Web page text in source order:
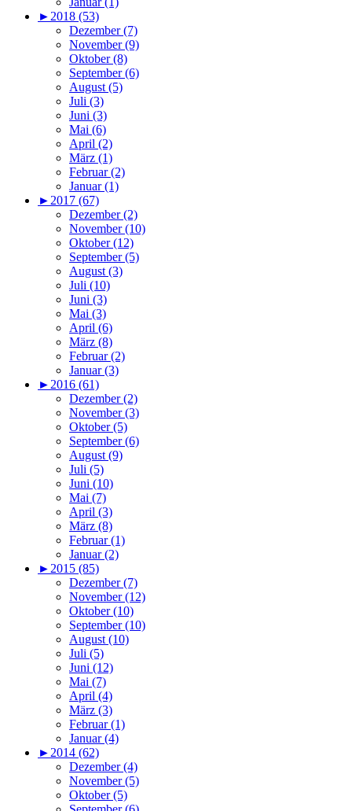
► 2018 (53)
Dezember (7)
November (9)
Oktober (8)
September (6)
August (5)
Juli (3)
Juni (3)
Mai (6)
April (2)
März (1)
Februar (2)
Januar (1)
► 2017 (67)
Dezember (2)
November (10)
Oktober (12)
September (5)
August (3)
Juli (10)
Juni (3)
Mai (3)
April (6)
März (8)
Februar (2)
Januar (3)
► 2016 (61)
Dezember (2)
November (3)
Oktober (5)
September (6)
August (9)
Juli (5)
Juni (10)
Mai (7)
April (3)
März (8)
Februar (1)
Januar (2)
► 2015 (85)
Dezember (7)
November (12)
Oktober (10)
September (10)
August (10)
Juli (5)
Juni (12)
Mai (7)
April (4)
März (3)
Februar (1)
Januar (4)
► 2014 (62)
Dezember (4)
November (5)
Oktober (5)